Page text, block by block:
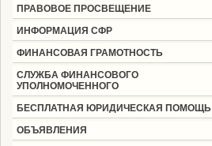
ПРАВОВОЕ ПРОСВЕЩЕНИЕ
ИНФОРМАЦИЯ СФР
ФИНАНСОВАЯ ГРАМОТНОСТЬ
СЛУЖБА ФИНАНСОВОГО
УПОЛНОМОЧЕННОГО
БЕСПЛАТНАЯ ЮРИДИЧЕСКАЯ ПОМОЩЬ
ОБЪЯВЛЕНИЯ